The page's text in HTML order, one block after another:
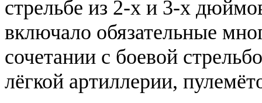
стрельбе из 2-х и 3-х
включало обязательные
сочетании с боевой
лёгкой артиллерии,